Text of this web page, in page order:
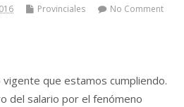
Provinciales No Comment
que estamos cumpliendo.
del salario por el fenómeno